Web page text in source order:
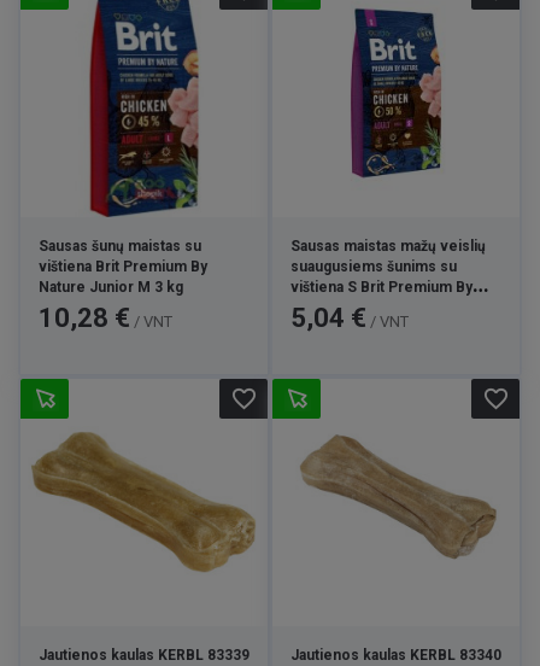
Sausas šunų maistas su
vištiena Brit Premium By
Nature Junior M 3 kg
Kaina
10,28 € / VNT
Sausas maistas mažų veislių
suaugusiems šunims su
vištiena S Brit Premium By
Nature Adult 1 kg
Kaina
5,04 € / VNT
Jautienos kaulas KERBL 83339
favorite_border
Jautienos kaulas KERBL 83340
favorite_border